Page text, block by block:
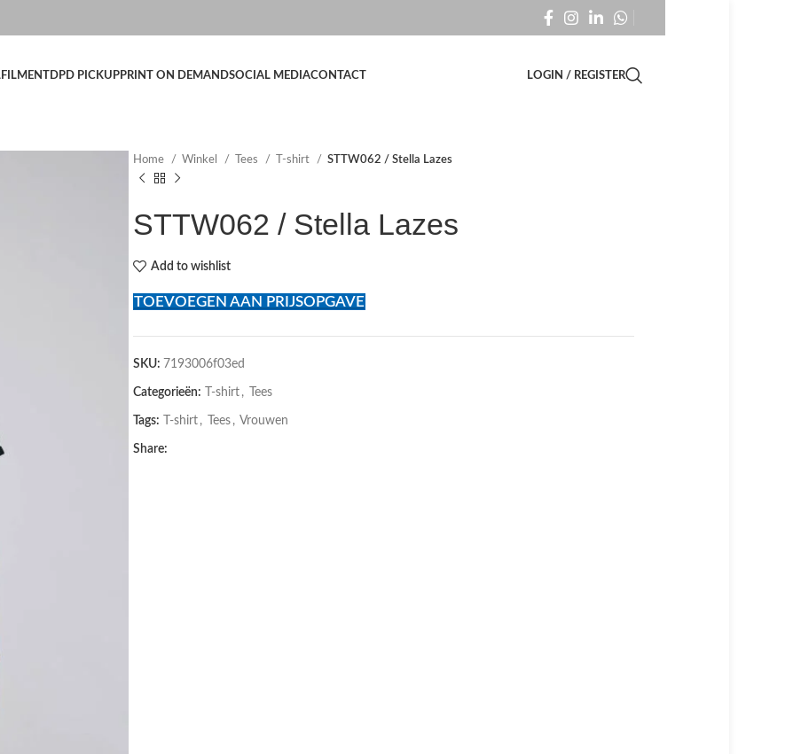
DPD PICKUPPRINT ON DEMANDSOCIAL MEDIACONTACT LOGIN / REGISTER
Home Winkel Tees T-shirt STTW062 / Stella Lazes
STTW062 / Stella Lazes
Add to wishlist
TOEVOEGEN AAN PRIJSOPGAVE
SKU: 7193006f03ed
Categorieën: T-shirt , Tees
Tags: T-shirt , Tees , Vrouwen
Share: